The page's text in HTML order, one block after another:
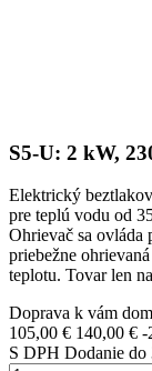
S5-U: 2 kW,
Elektrický
pre teplú vodu od
Ohrievač sa ovláda
priebežne
teplotu. Tovar len
Doprava k vám
105,00 € 140,00 € -
S DPH Dodanie do